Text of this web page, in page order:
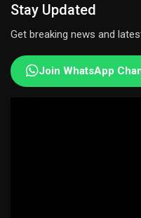
Stay Updated
Get breaking news and
Join WhatsApp